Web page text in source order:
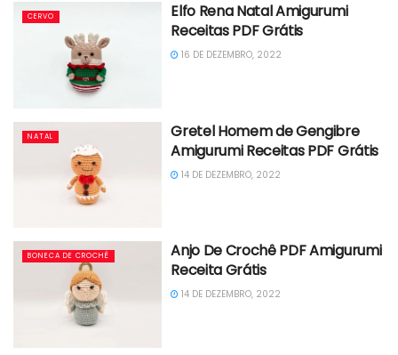
CERVO
Elfo Rena Natal Amigurumi
Receitas PDF Grátis
16 DE DEZEMBRO, 2022
NATAL
Gretel Homem de Gengibre
Amigurumi Receitas PDF Grátis
14 DE DEZEMBRO, 2022
BONECA DE CROCHÊ
Anjo De Crochê PDF Amigurumi
Receita Grátis
14 DE DEZEMBRO, 2022